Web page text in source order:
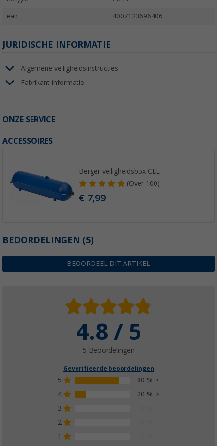
ean 4007123696406
JURIDISCHE INFORMATIE
Algemene veiligheidsinstructies
Fabrikant informatie
ONZE SERVICE
ACCESSOIRES
Berger veiligheidsbox CEE
(Over100)
€ 7,99
BEOORDELINGEN (5)
BEOORDEEL DIT ARTIKEL
4.8 / 5
5 Beoordelingen
Geverifieerde beoordelingen
5
80 %
4
20 %
3
2
1